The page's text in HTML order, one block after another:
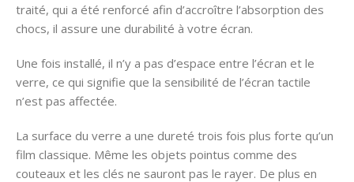
traité, qui a été renforcé afin d’accroître l’absorption des
chocs, il assure une durabilité à votre écran.
Une fois installé, il n’y a pas d’espace entre l’écran et le
verre, ce qui signifie que la sensibilité de l’écran tactile
n’est pas affectée.
La surface du verre a une dureté trois fois plus forte qu’un
film classique. Même les objets pointus comme des
couteaux et les clés ne sauront pas le rayer. De plus en